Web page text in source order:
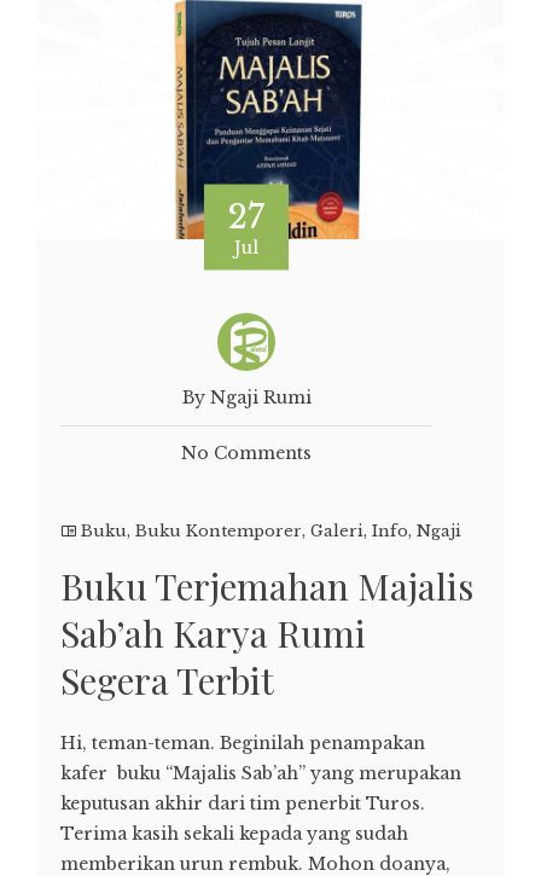
27
Jul
By Ngaji Rumi
No Comments
Buku, Buku Kontemporer, Galeri, Info, Ngaji
Buku Terjemahan Majalis
Sab’ah Karya Rumi
Segera Terbit
Hi, teman-teman. Beginilah penampakan
kafer buku “Majalis Sab’ah” yang merupakan
keputusan akhir dari tim penerbit Turos.
Terima kasih sekali kepada yang sudah
memberikan urun rembuk. Mohon doanya,